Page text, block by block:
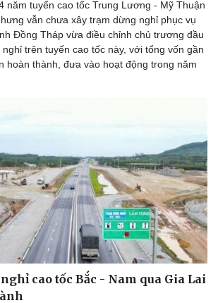
Công nghệ
năm tuyến cao tốc Trung Lương - Mỹ Thuận
vẫn chưa xây trạm dừng nghỉ phục vụ
Đồng Tháp vừa điều chỉnh chủ trương đầu
trên tuyến cao tốc này, với tổng vốn gần
hoàn thành, đưa vào hoạt động trong năm
cao tốc Bắc - Nam qua Gia Lai